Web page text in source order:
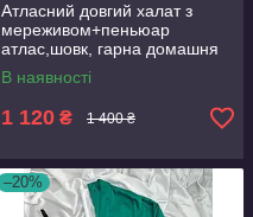
Атласний довгий халат з
мереживом+пеньюар
атлас,шовк, гарна домашня
одяг
В наявності
1 120 ₴ 1 400 ₴
–20%